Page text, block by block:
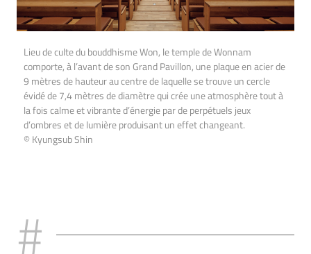
Lieu de culte du bouddhisme Won, le temple de Wonnam
comporte, à l’avant de son Grand Pavillon, une plaque en acier de
9 mètres de hauteur au centre de laquelle se trouve un cercle
évidé de 7,4 mètres de diamètre qui crée une atmosphère tout à
la fois calme et vibrante d’énergie par de perpétuels jeux
d’ombres et de lumière produisant un effet changeant.
© Kyungsub Shin